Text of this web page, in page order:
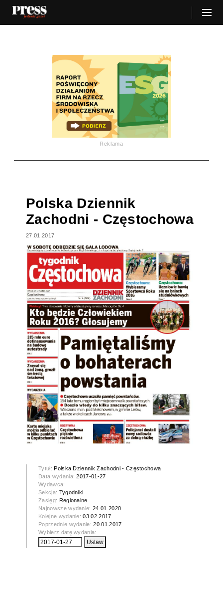
Reklama
Polska Dziennik
Zachodni - Częstochowa
27.01.2017
Tytuł:Polska Dziennik Zachodni - Częstochowa
Data wydania:2017-01-27
Wydawca:
Sekcja: Tygodniki
Zasięg: Regionalne
Najnowsze wydanie:24.01.2020
Kolejne wydanie:03.02.2017
Poprzednie wydanie:20.01.2017
Wybierz datę wydania: